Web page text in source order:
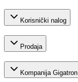
Korisnički nalog
Prodaja
Kompanija Gigatron